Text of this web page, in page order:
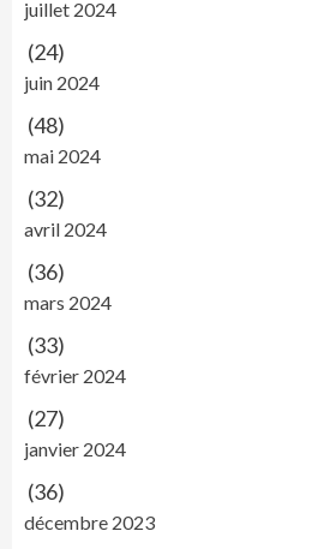
juillet 2024
(24)
juin 2024
(48)
mai 2024
(32)
avril 2024
(36)
mars 2024
(33)
février 2024
(27)
janvier 2024
(36)
décembre 2023